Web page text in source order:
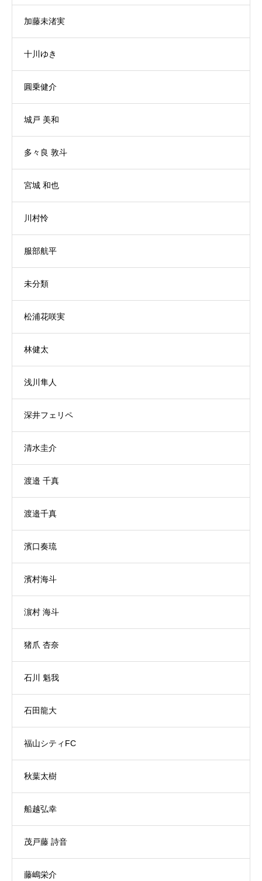
加藤未渚実
十川ゆき
圓乗健介
城戸 美和
多々良 敦斗
宮城 和也
川村怜
服部航平
未分類
松浦花咲実
林健太
浅川隼人
深井フェリペ
清水圭介
渡邉 千真
渡邉千真
濱口奏琉
濱村海斗
濵村 海斗
猪爪 杏奈
石川 魁我
石田龍大
福山シティFC
秋葉太樹
船越弘幸
茂戸藤 詩音
藤嶋栄介